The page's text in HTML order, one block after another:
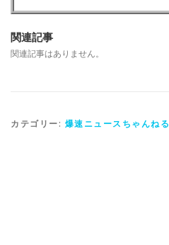
関連記事
関連記事はありません。
カテゴリー: 爆速ニュースちゃんねる